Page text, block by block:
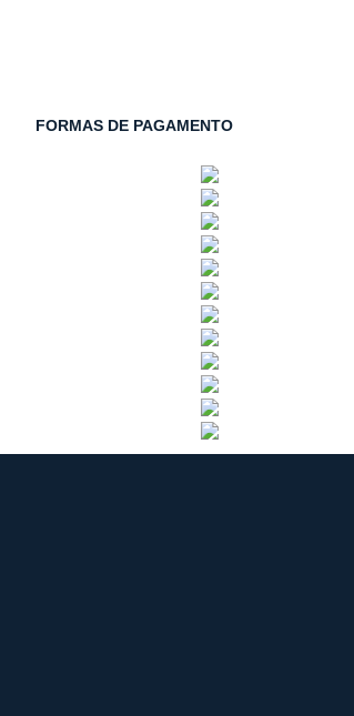
FORMAS DE PAGAMENTO